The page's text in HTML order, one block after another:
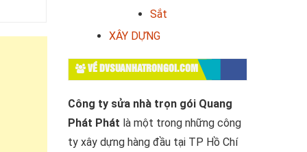
Sắt
XÂY DỰNG
VỀ DVSUANHATRONGOI.COM
Công ty sửa nhà trọn gói Quang
Phát Phát là một trong những công
ty xây dựng hàng đầu tại TP Hồ Chí